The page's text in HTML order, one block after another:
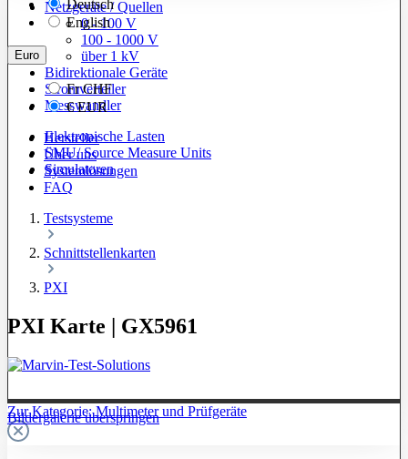
Netzgeräte / Quellen
0 - 100 V
100 - 1000 V
über 1 kV
Bidirektionale Geräte
Stromverteiler
Messwandler
Elektronische Lasten
SMU/ Source Measure Units
Simulatoren
Zur Kategorie: Multimeter und Prüfgeräte
Deutsch
English
Euro
FrCHF
€EUR
Hersteller
Über uns
Systemlösungen
FAQ
Testsysteme
Schnittstellenkarten
PXI
PXI Karte | GX5961
Bildergalerie überspringen